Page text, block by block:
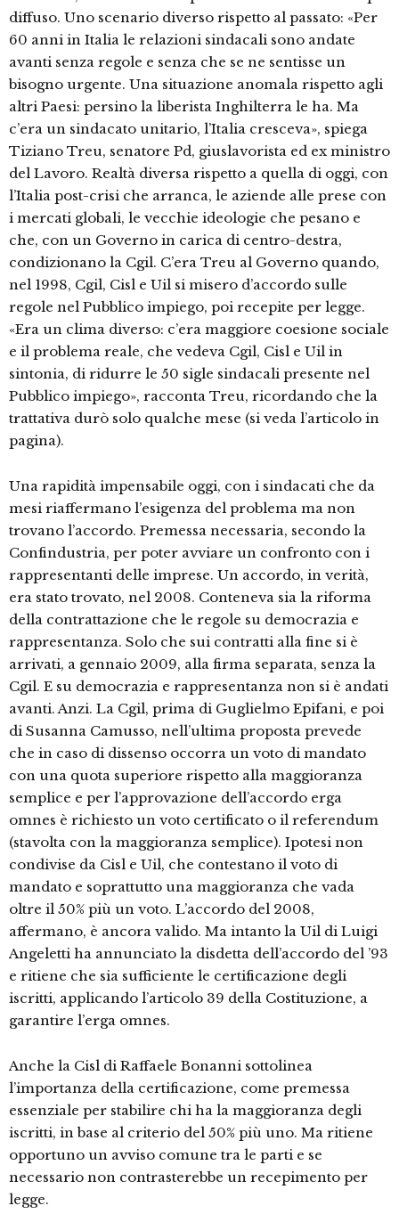
diffuso. Uno scenario diverso rispetto al passato: «Per
60 anni in Italia le relazioni sindacali sono andate
avanti senza regole e senza che se ne sentisse un
bisogno urgente. Una situazione anomala rispetto agli
altri Paesi: persino la liberista Inghilterra le ha. Ma
c’era un sindacato unitario, l’Italia cresceva», spiega
Tiziano Treu, senatore Pd, giuslavorista ed ex ministro
del Lavoro. Realtà diversa rispetto a quella di oggi, con
l’Italia post-crisi che arranca, le aziende alle prese con
i mercati globali, le vecchie ideologie che pesano e
che, con un Governo in carica di centro-destra,
condizionano la Cgil. C’era Treu al Governo quando,
nel 1998, Cgil, Cisl e Uil si misero d’accordo sulle
regole nel Pubblico impiego, poi recepite per legge.
«Era un clima diverso: c’era maggiore coesione sociale
e il problema reale, che vedeva Cgil, Cisl e Uil in
sintonia, di ridurre le 50 sigle sindacali presente nel
Pubblico impiego», racconta Treu, ricordando che la
trattativa durò solo qualche mese (si veda l’articolo in
pagina).
Una rapidità impensabile oggi, con i sindacati che da
mesi riaffermano l’esigenza del problema ma non
trovano l’accordo. Premessa necessaria, secondo la
Confindustria, per poter avviare un confronto con i
rappresentanti delle imprese. Un accordo, in verità,
era stato trovato, nel 2008. Conteneva sia la riforma
della contrattazione che le regole su democrazia e
rappresentanza. Solo che sui contratti alla fine si è
arrivati, a gennaio 2009, alla firma separata, senza la
Cgil. E su democrazia e rappresentanza non si è andati
avanti. Anzi. La Cgil, prima di Guglielmo Epifani, e poi
di Susanna Camusso, nell’ultima proposta prevede
che in caso di dissenso occorra un voto di mandato
con una quota superiore rispetto alla maggioranza
semplice e per l’approvazione dell’accordo erga
omnes è richiesto un voto certificato o il referendum
(stavolta con la maggioranza semplice). Ipotesi non
condivise da Cisl e Uil, che contestano il voto di
mandato e soprattutto una maggioranza che vada
oltre il 50% più un voto. L’accordo del 2008,
affermano, è ancora valido. Ma intanto la Uil di Luigi
Angeletti ha annunciato la disdetta dell’accordo del ’93
e ritiene che sia sufficiente le certificazione degli
iscritti, applicando l’articolo 39 della Costituzione, a
garantire l’erga omnes.
Anche la Cisl di Raffaele Bonanni sottolinea
l’importanza della certificazione, come premessa
essenziale per stabilire chi ha la maggioranza degli
iscritti, in base al criterio del 50% più uno. Ma ritiene
opportuno un avviso comune tra le parti e se
necessario non contrasterebbe un recepimento per
legge.